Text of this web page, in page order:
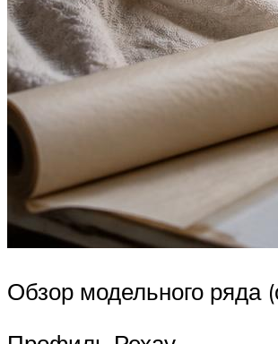
Обзор модельного ряда